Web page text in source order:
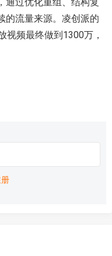
的流量来源。凌创派的
视频最终做到1300万，